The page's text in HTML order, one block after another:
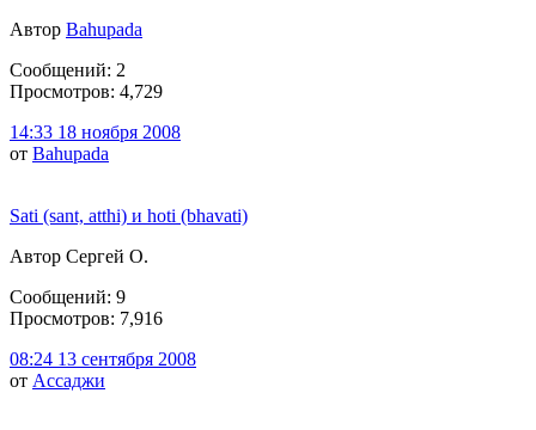
Автор Bahupada
Сообщений: 2
Просмотров: 4,729
14:33 18 ноября 2008
от Bahupada
Sati (sant, atthi) и hoti (bhavati)
Автор Сергей О.
Сообщений: 9
Просмотров: 7,916
08:24 13 сентября 2008
от Ассаджи